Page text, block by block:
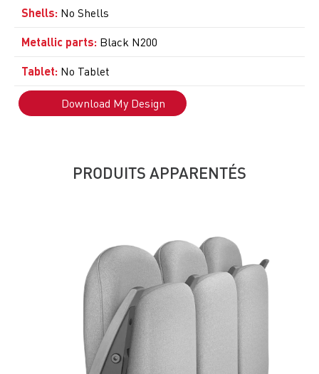
Shells: No Shells
Metallic parts: Black N200
Tablet: No Tablet
Download My Design
PRODUITS APPARENTÉS